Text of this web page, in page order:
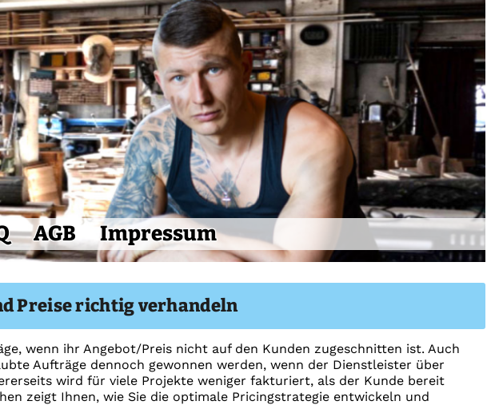
AGB Impressum
Preise richtig verhandeln
wenn ihr Angebot/Preis nicht auf den Kunden zugeschnitten ist. Auch
Aufträge dennoch gewonnen werden, wenn der Dienstleister über
wird für viele Projekte weniger fakturiert, als der Kunde bereit
zeigt Ihnen, wie Sie die optimale Pricingstrategie entwickeln und